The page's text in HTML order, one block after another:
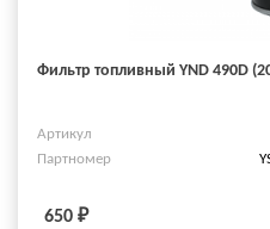
Фильтр топливный YND 490D
Артикул
Партномер
650 ₽